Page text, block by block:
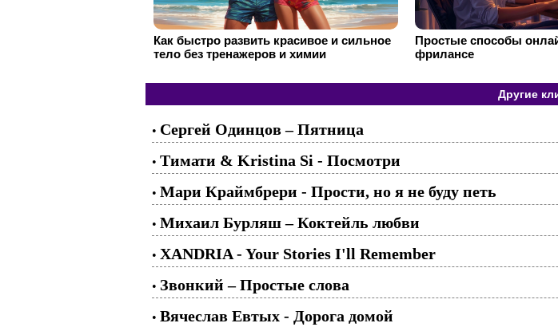
Как быстро развить красивое и сильное
тело без тренажеров и химии
Простые способы
фрилансе
Другие
• Сергей Одинцов – Пятница
• Тимати & Kristina Si - Посмотри
• Мари Краймбрери - Прости, но я не буду петь
• Михаил Бурляш – Коктейль любви
• XANDRIA - Your Stories I'll Remember
• Звонкий – Простые слова
• Вячеслав Евтых - Дорога домой